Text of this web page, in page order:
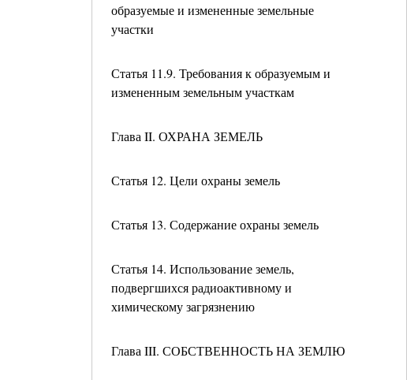
образуемые и измененные земельные
участки
Статья 11.9. Требования к образуемым и
измененным земельным участкам
Глава II. ОХРАНА ЗЕМЕЛЬ
Статья 12. Цели охраны земель
Статья 13. Содержание охраны земель
Статья 14. Использование земель,
подвергшихся радиоактивному и
химическому загрязнению
Глава III. СОБСТВЕННОСТЬ НА ЗЕМЛЮ